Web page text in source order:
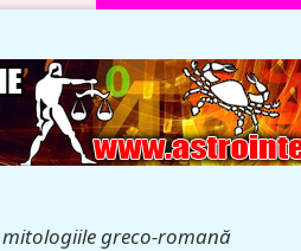
mitologiile greco-romană